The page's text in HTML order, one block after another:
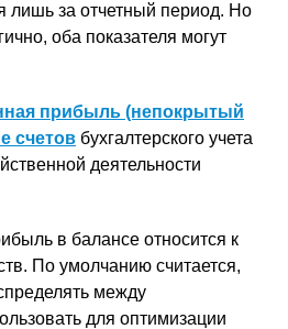
лишь за отчетный период. Но
оба показателя могут
прибыль (непокрытый
счетов бухгалтерского учета
деятельности
в балансе относится к
По умолчанию считается,
между
для оптимизации